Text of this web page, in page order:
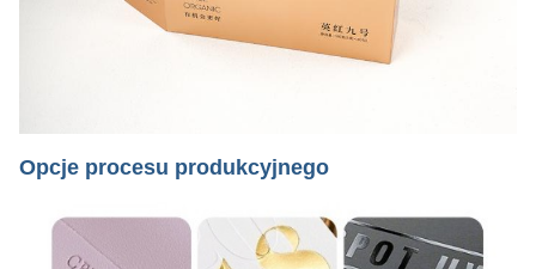
Opcje procesu produkcyjnego